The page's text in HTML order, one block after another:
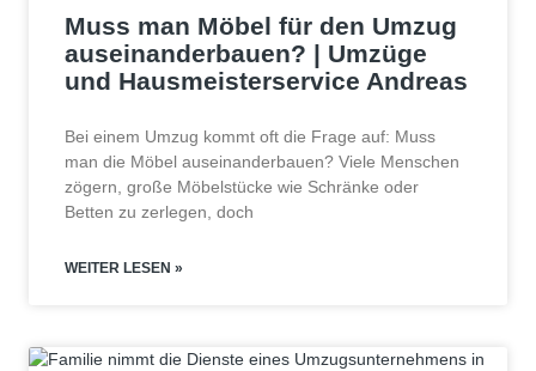
Muss man Möbel für den Umzug
auseinanderbauen? | Umzüge
und Hausmeisterservice Andreas
Bei einem Umzug kommt oft die Frage auf: Muss
man die Möbel auseinanderbauen? Viele Menschen
zögern, große Möbelstücke wie Schränke oder
Betten zu zerlegen, doch
WEITER LESEN »